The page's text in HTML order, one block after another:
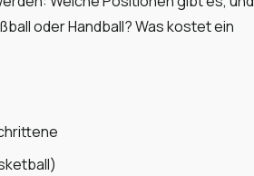
oder Handball? Was kostet ein